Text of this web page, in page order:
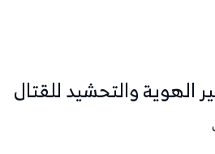
الهوية والتحشيد للقتال